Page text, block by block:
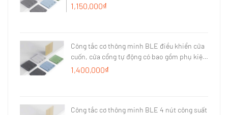
1,150,000₫
Công tắc cơ thông minh BLE điều khiển cửa
cuốn, cửa cổng tự động có bao gồm phụ kiện
từ cửa
1,400,000₫
Công tắc cơ thông minh BLE 4 nút công suất